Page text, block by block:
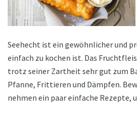
Seehecht ist ein gewöhnlicher und
einfach zu kochen ist. Das
trotz seiner Zartheit sehr gut zum
Pfanne, Frittieren und Dämpfen.
nehmen ein paar einfache Rezepte,